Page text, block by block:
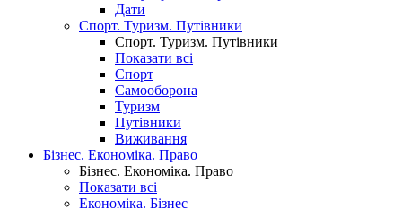
Дати
Спорт. Туризм. Путівники
Спорт. Туризм. Путівники
Показати всі
Спорт
Самооборона
Туризм
Путівники
Виживання
Бізнес. Економіка. Право
Бізнес. Економіка. Право
Показати всі
Економіка. Бізнес